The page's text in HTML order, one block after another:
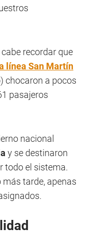
recordar que
línea San Martín
chocaron a pocos
pasajeros
nacional
y se destinaron
todo el sistema.
tarde, apenas